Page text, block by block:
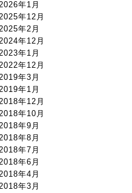
年1月
年12月
年2月
年12月
年1月
年12月
年3月
年1月
年12月
年10月
年9月
年8月
年7月
年6月
年4月
年3月